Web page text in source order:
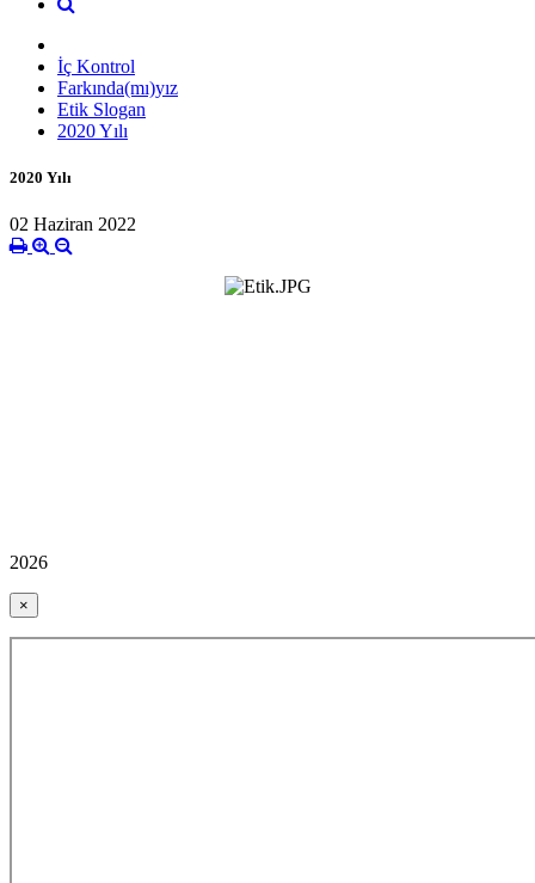
İç Kontrol
Farkında(mı)yız
Etik Slogan
2020 Yılı
2020 Yılı
02 Haziran 2022
2026
×